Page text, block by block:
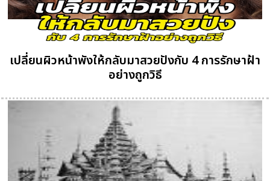
เปลี่ยนผิวหน้าพังให้กลับมาสวยปังกับ 4 การรักษาฝ้า
อย่างถูกวิธี